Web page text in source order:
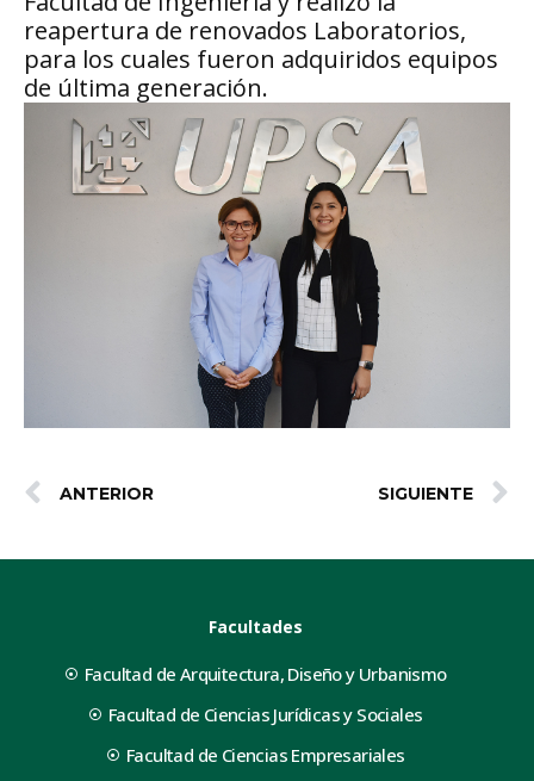
reapertura de renovados Laboratorios,
para los cuales fueron adquiridos equipos
de última generación.
ANTERIOR SIGUIENTE
Facultades
Facultad de Arquitectura, Diseño y Urbanismo
Facultad de Ciencias Jurídicas y Sociales
Facultad de Ciencias Empresariales